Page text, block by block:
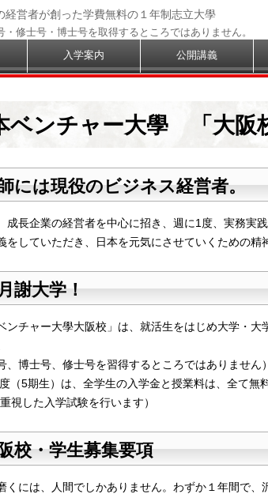
経営者が創った学費無料の１年制志立大學
修士号・博士号を取得するところではありません。
入学案内 公開講義
ベンチャー大學 「大阪
には現役のビジネス経営者。
成長企業の経営者を中心に招き、週に1度、実務実
をしていただき、日本を元気にさせていくための
謝大学！
ンチャー大學大阪校」は、就活生をはじめ大学・
、博士号、修士号を習得するところではありません）
（5期生）は、全学生の入学金と授業料は、全て無
視した入学試験を行います）
校・学生募集要項
くには、人間でしかありません。わずか１年間で